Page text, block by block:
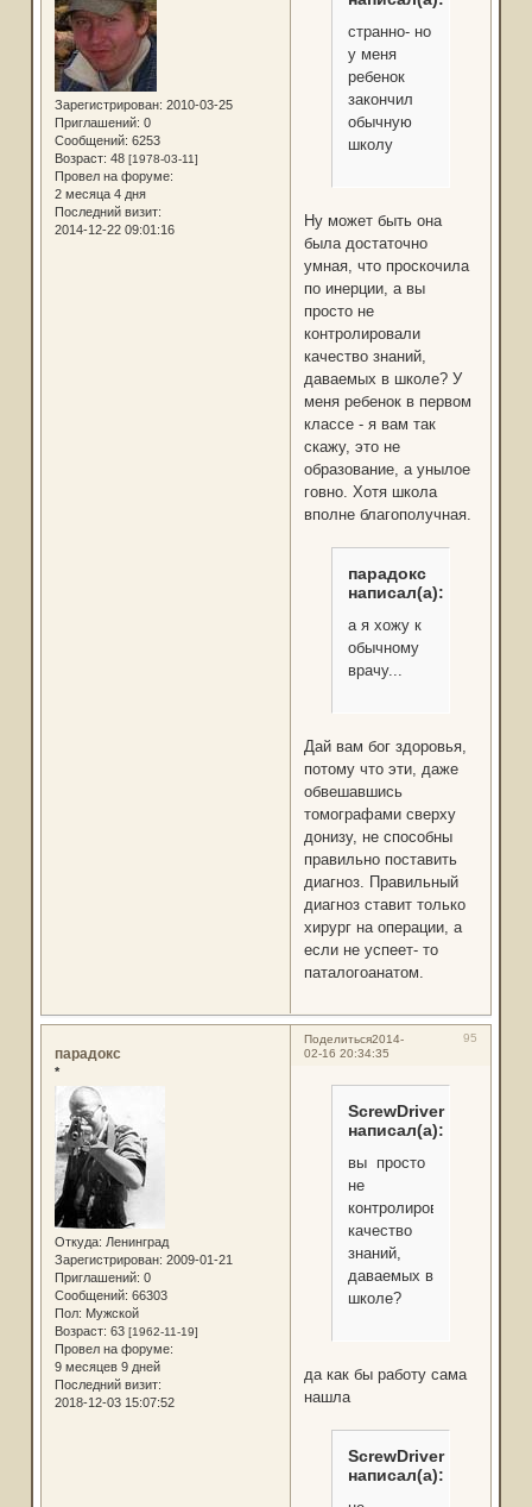
Зарегистрирован: 2010-03-25
Приглашений: 0
Сообщений: 6253
Возраст: 48 [1978-03-11]
Провел на форуме:
2 месяца 4 дня
Последний визит:
2014-12-22 09:01:16
странно- но
у меня
ребенок
закончил
обычную
школу
Ну может быть она
была достаточно
умная, что проскочила
по инерции, а вы
просто не
контролировали
качество знаний,
даваемых в школе? У
меня ребенок в первом
классе - я вам так
скажу, это не
образование, а унылое
говно. Хотя школа
вполне благополучная.
парадокс
написал(а):
а я хожу к
обычному
врачу...
Дай вам бог здоровья,
потому что эти, даже
обвешавшись
томографами сверху
донизу, не способны
правильно поставить
диагноз. Правильный
диагноз ставит только
хирург на операции, а
если не успеет- то
паталогоанатом.
Поделиться 95
2014-
02-16 20:34:35
парадокс
*
Откуда: Ленинград
Зарегистрирован: 2009-01-21
Приглашений: 0
Сообщений: 66303
Пол: Мужской
Возраст: 63 [1962-11-19]
Провел на форуме:
9 месяцев 9 дней
Последний визит:
2018-12-03 15:07:52
ScrewDriver
написал(а):
вы просто
не
контролировали
качество
знаний,
даваемых в
школе?
да как бы работу сама
нашла
ScrewDriver
написал(а):